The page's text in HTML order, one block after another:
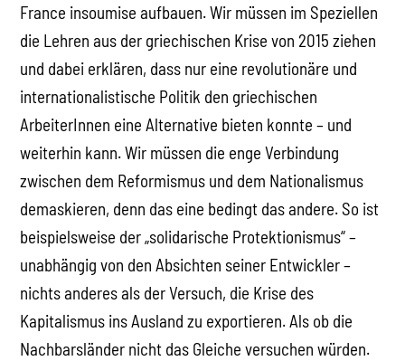
France insoumise aufbauen. Wir müssen im Speziellen
die Lehren aus der griechischen Krise von 2015 ziehen
und dabei erklären, dass nur eine revolutionäre und
internationalistische Politik den griechischen
ArbeiterInnen eine Alternative bieten konnte – und
weiterhin kann. Wir müssen die enge Verbindung
zwischen dem Reformismus und dem Nationalismus
demaskieren, denn das eine bedingt das andere. So ist
beispielsweise der „solidarische Protektionismus“ –
unabhängig von den Absichten seiner Entwickler –
nichts anderes als der Versuch, die Krise des
Kapitalismus ins Ausland zu exportieren. Als ob die
Nachbarsländer nicht das Gleiche versuchen würden.